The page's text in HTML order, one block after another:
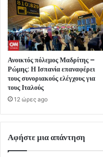
Ανοικτός πόλεμος Μαδρίτης –
Ρώμης: Η Ισπανία επαναφέρει
τους συνοριακούς ελέγχους για
τους Ιταλούς
12 ώρες ago
Αφήστε μια απάντηση